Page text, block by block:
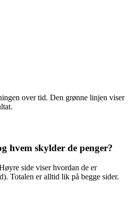
over tid. Den grønne linjen viser
hvem skylder de penger?
side viser hvordan de er
Totalen er alltid lik på begge sider.